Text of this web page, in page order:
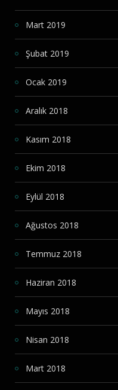
Mart 2019
Şubat 2019
Ocak 2019
Aralık 2018
Kasım 2018
Ekim 2018
Eylül 2018
Ağustos 2018
Temmuz 2018
Haziran 2018
Mayıs 2018
Nisan 2018
Mart 2018